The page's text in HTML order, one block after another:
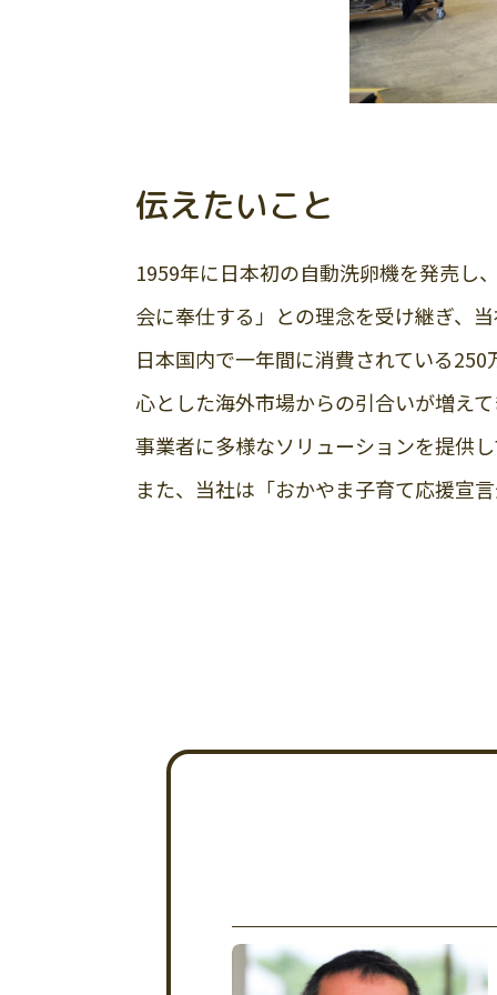
伝えたいこと
1959年に日本初の自動洗卵機を発売し
会に奉仕する」との理念を受け継ぎ、
日本国内で一年間に消費されている
心とした海外市場からの引合いが増え
事業者に多様なソリューションを提供
また、当社は「おかやま子育て応援宣